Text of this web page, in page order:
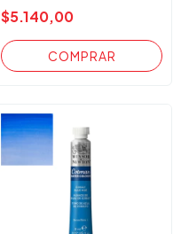
$5.140,00